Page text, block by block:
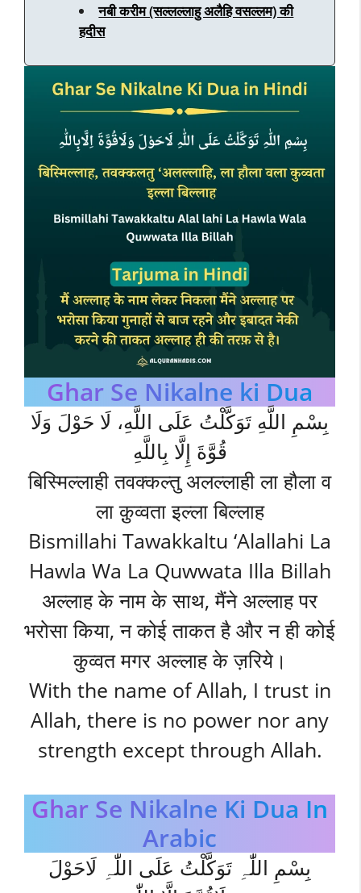
नबी करीम (सल्लल्लाहु अलैहि वसल्लम) की
हदीस
Ghar Se Nikalne ki Dua
بِسْمِ اللَّهِ تَوَكَّلْتُ عَلَى اللَّهِ، لَا حَوْلَ وَلَا
قُوَّةَ إِلَّا بِاللَّهِ
बिस्मिल्लाही तवक्कल्तु अलल्लाही ला हौला व
ला क़ुव्वता इल्ला बिल्लाह
Bismillahi Tawakkaltu ‘Alallahi La
Hawla Wa La Quwwata Illa Billah
अल्लाह के नाम के साथ, मैंने अल्लाह पर
भरोसा किया, न कोई ताकत है और न ही कोई
कुव्वत मगर अल्लाह के ज़रिये।
With the name of Allah, I trust in
Allah, there is no power nor any
strength except through Allah.
Ghar Se Nikalne Ki Dua In
Arabic
بِسْمِ اللّٰہِ تَوَکَّلْتُ عَلَی اللّٰہِ لَاحَوْلَ